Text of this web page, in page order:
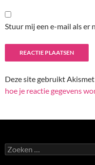
Stuur mij een e-mail als er
Deze site gebruikt
hoe je reactie gegevens
Zoeken
naar: